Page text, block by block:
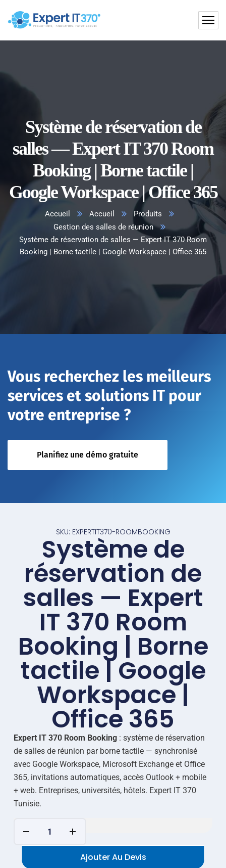
Système de réservation de
salles — Expert IT 370 Room
Booking | Borne tactile |
Google Workspace | Office 365
Accueil Accueil
Produits
Gestion des salles de réunion
Système de réservation de salles — Expert IT 370 Room
Booking | Borne tactile | Google Workspace | Office 365
Vous recherchez les meilleurs
services et solutions IT pour
votre entreprise ?
Planifiez une démo gratuite
SKU: EXPERTIT370-ROOMBOOKING
Système de
réservation de
salles — Expert
IT 370 Room
Booking | Borne
tactile | Google
Workspace |
Office 365
Expert IT 370 Room Booking: système de réservation
de salles de réunion par borne tactile — synchronisé
avec Google Workspace, Microsoft Exchange et Office
365, invitations automatiques, accès Outlook + mobile
+ web. Entreprises, universités, hôtels. Expert IT 370
Tunisie.
Ajouter Au Devis